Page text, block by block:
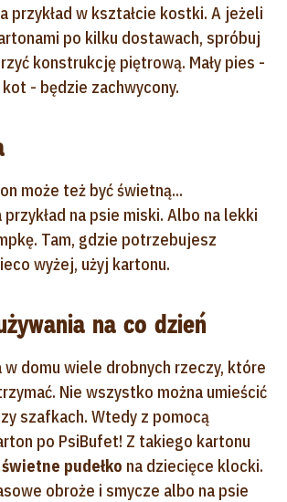
przykład w kształcie kostki. A jeżeli
po kilku dostawach, spróbuj
konstrukcję piętrową. Mały pies -
- będzie zachwycony.
może też być świetną...
przykład na psie miski. Albo na lekki
Tam, gdzie potrzebujesz
wyżej, użyj kartonu.
na co dzień
w domu wiele drobnych rzeczy, które
Nie wszystko można umieścić
szafkach. Wtedy z pomocą
po PsiBufet! Z takiego kartonu
świetne pudełko na dziecięce klocki.
obroże i smycze albo na psie